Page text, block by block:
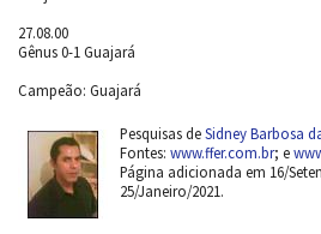
27.08.00
Gênus 0-1 Guajará
Campeão: Guajará
Pesquisas deSidney Barbosa
Fontes: www.ffer.com.br; e
Página adicionada em 16/
25/Janeiro/2021.